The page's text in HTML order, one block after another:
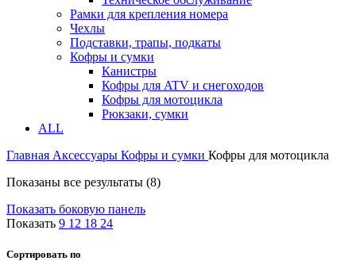
Рамки для крепления номера
Чехлы
Подставки, трапы, подкаты
Кофры и сумки
Канистры
Кофры для ATV и снегоходов
Кофры для мотоцикла
Рюкзаки, сумки
ALL
Главная Аксессуары Кофры и сумки Кофры для мотоцикла
Показаны все результаты (8)
Показать боковую панель
Показать 9 12 18 24
Сортировать по